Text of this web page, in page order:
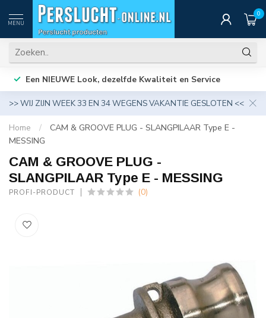
MENU
0
Een NIEUWE Look, dezelfde Kwaliteit en Service
>> WIJ ZIJN WEEK 33 EN 34 WEGENS VAKANTIE GESLOTEN <<
Home /
CAM & GROOVE PLUG - SLANGPILAAR Type E -
MESSING
CAM & GROOVE PLUG -
SLANGPILAAR Type E - MESSING
PROFI-PRODUCT (0)